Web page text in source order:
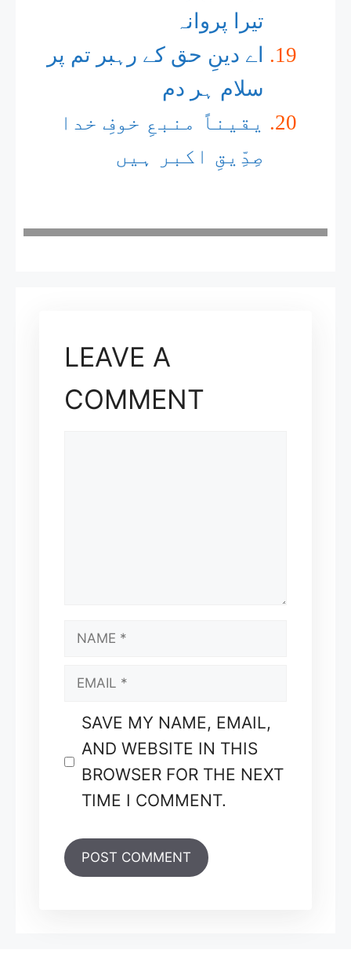
تیرا پروانہ
اے دینِ حق کے رہبر تم پر
سلام ہر دم
یقیناً منبعِ خوفِ خدا
صِدِّیقِ اکبر ہیں
LEAVE A
COMMENT
NAME
EMAIL
SAVE MY NAME, EMAIL,
AND WEBSITE IN THIS
BROWSER FOR THE NEXT
TIME I COMMENT.